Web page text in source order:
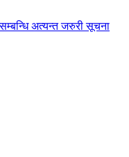
अत्यन्त जरुरी सूचना